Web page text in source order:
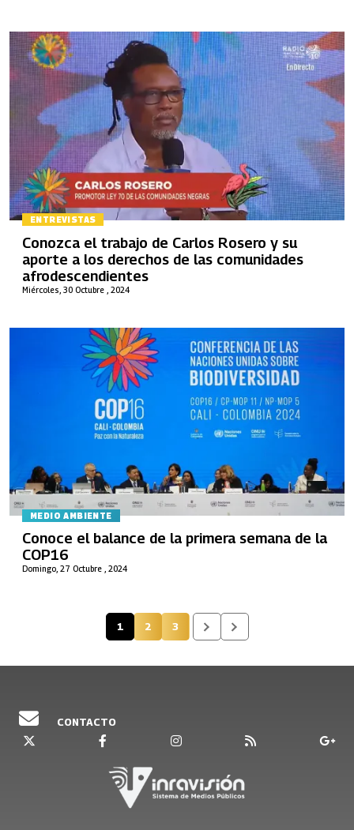
ENTREVISTAS
Miércoles, 30 Octubre , 2024
Conozca el trabajo de Carlos Rosero y su
aporte a los derechos de las comunidades
afrodescendientes
MEDIO AMBIENTE
Domingo, 27 Octubre , 2024
Conoce el balance de la primera semana de la
COP16
Página actual
1 Página
2 Página
3
CONTACTO